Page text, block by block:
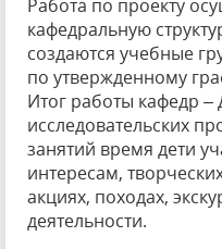
Работа по проекту
кафедральную
создаются учебные
по утвержденному
Итог работы кафедр
исследовательских
занятий время дети
интересам,
акциях, походах,
деятельности.